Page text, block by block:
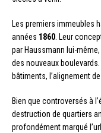
Les premiers immeubles
années 1860 . Leur
par Haussmann lui-
des nouveaux
bâtiments, l’alignement
Bien que controversés à
destruction de quartiers
profondément marqué